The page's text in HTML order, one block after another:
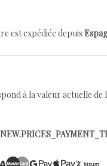
est expédiée depuis
à la valeur actuelle